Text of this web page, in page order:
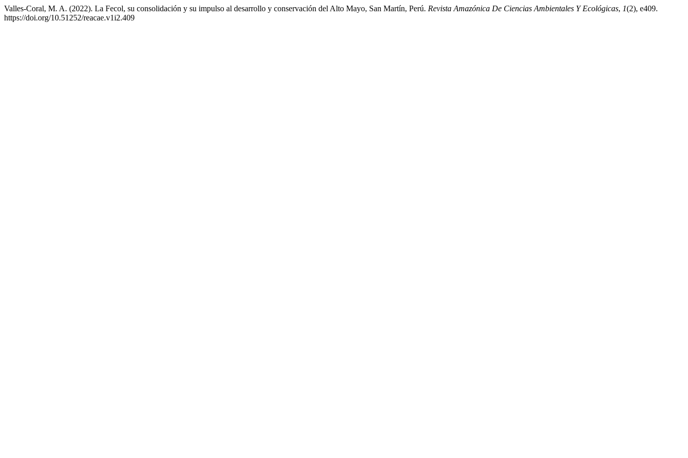
Valles-Coral, M. A. (2022). La Fecol, su consolidación y su impulso al desarrollo y conservación del Alto Mayo, San Martín, Perú. Revista Amazónica De Ciencias Ambientales Y Ecológicas, 1(2), e409.
https://doi.org/10.51252/reacae.v1i2.409